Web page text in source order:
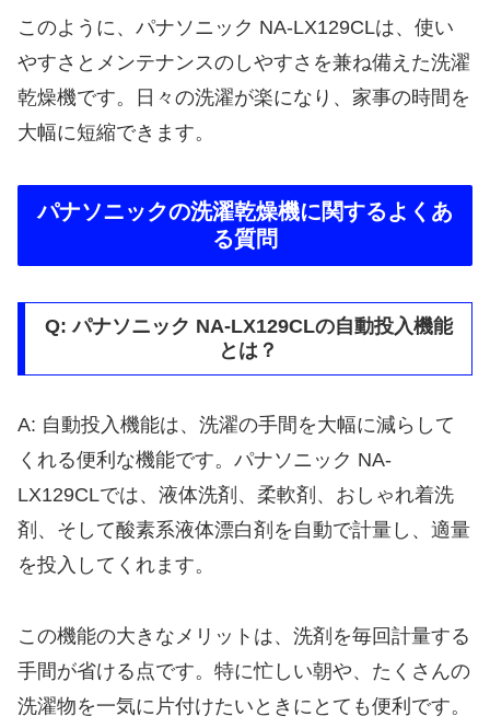
このように、パナソニック NA-LX129CLは、使い
やすさとメンテナンスのしやすさを兼ね備えた洗濯
乾燥機です。日々の洗濯が楽になり、家事の時間を
大幅に短縮できます。
パナソニックの洗濯乾燥機に関するよくあ
る質問
Q: パナソニック NA-LX129CLの自動投入機能
とは？
A: 自動投入機能は、洗濯の手間を大幅に減らして
くれる便利な機能です。パナソニック NA-
LX129CLでは、液体洗剤、柔軟剤、おしゃれ着洗
剤、そして酸素系液体漂白剤を自動で計量し、適量
を投入してくれます。
この機能の大きなメリットは、洗剤を毎回計量する
手間が省ける点です。特に忙しい朝や、たくさんの
洗濯物を一気に片付けたいときにとても便利です。